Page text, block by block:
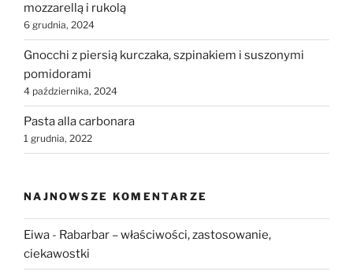
mozzarellą i rukolą
6 grudnia, 2024
Gnocchi z piersią kurczaka, szpinakiem i suszonymi
pomidorami
4 października, 2024
Pasta alla carbonara
1 grudnia, 2022
NAJNOWSZE KOMENTARZE
Eiwa - Rabarbar – właściwości, zastosowanie,
ciekawostki